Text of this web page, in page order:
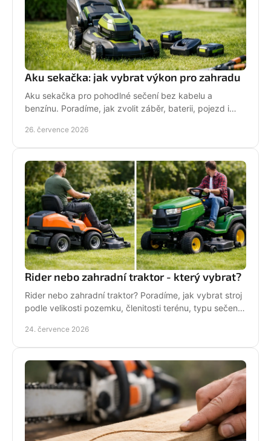
Aku sekačka: jak vybrat výkon pro zahradu
Aku sekačka pro pohodlné sečení bez kabelu a
benzínu. Poradíme, jak zvolit záběr, baterii, pojezd i
26. července 2026
Rider nebo zahradní traktor - který vybrat?
Rider nebo zahradní traktor? Poradíme, jak vybrat stroj
podle velikosti pozemku, členitosti terénu, typu sečení
24. července 2026